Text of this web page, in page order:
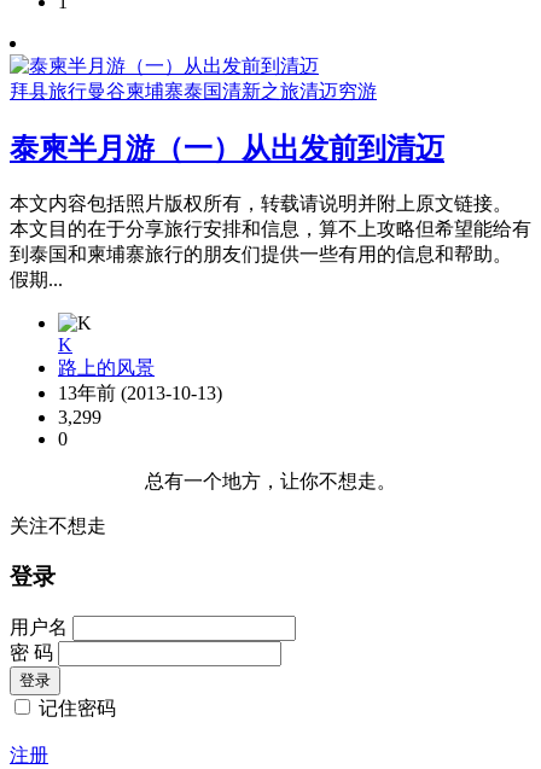
拜县旅行曼谷柬埔寨泰国清新之旅清迈穷游
泰柬半月游（一）从出发前到清迈
本文内容包括照片版权所有，转载请说明并附上原文链接。
本文目的在于分享旅行安排和信息，算不上攻略但希望能给有
到泰国和柬埔寨旅行的朋友们提供一些有用的信息和帮助。
假期...
K
路上的风景
13年前 (2013-10-13)
3,299
0
总有一个地方，让你不想走。
关注不想走
登录
用户名
密 码
记住密码
注册